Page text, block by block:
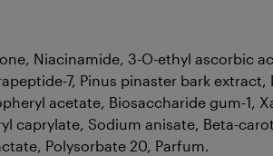
Niacinamide, 3-O-ethyl ascorbic
7, Pinus pinaster bark extract,
acetate, Biosaccharide gum-1,
caprylate, Sodium anisate, Beta-
Polysorbate 20, Parfum.